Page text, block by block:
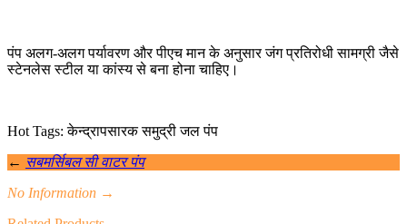
पंप अलग-अलग पर्यावरण और पीएच मान के अनुसार जंग प्रतिरोधी सामग्री जैसे
स्टेनलेस स्टील या कांस्य से बना होना चाहिए।
Hot Tags: केन्द्रापसारक समुद्री जल पंप
← सबमर्सिबल सी वाटर पंप
No Information →